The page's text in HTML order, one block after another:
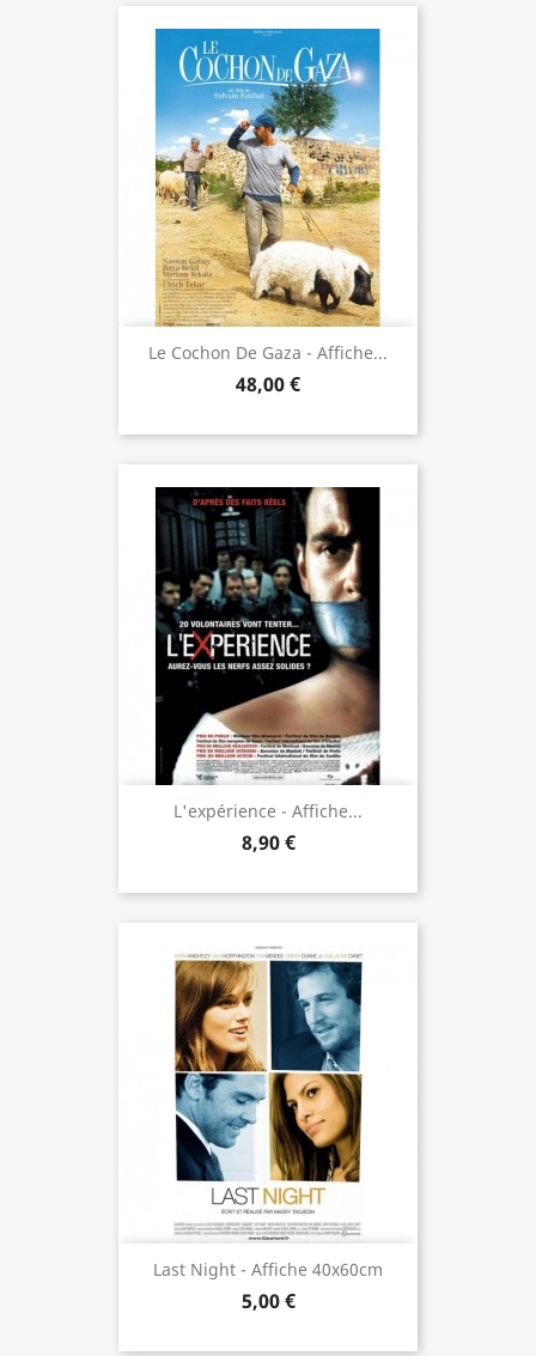
Le Cochon De Gaza - Affiche...
48,00 €
L'expérience - Affiche...
8,90 €
Last Night - Affiche 40x60cm
5,00 €